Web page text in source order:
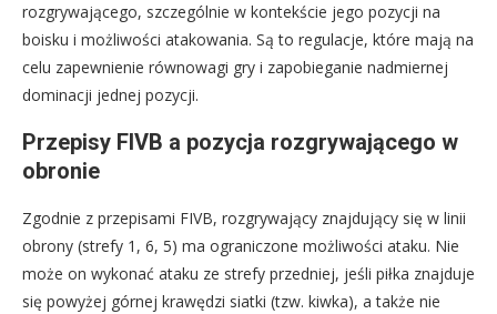
rozgrywającego, szczególnie w kontekście jego pozycji na
boisku i możliwości atakowania. Są to regulacje, które mają na
celu zapewnienie równowagi gry i zapobieganie nadmiernej
dominacji jednej pozycji.
Przepisy FIVB a pozycja rozgrywającego w
obronie
Zgodnie z przepisami FIVB, rozgrywający znajdujący się w linii
obrony (strefy 1, 6, 5) ma ograniczone możliwości ataku. Nie
może on wykonać ataku ze strefy przedniej, jeśli piłka znajduje
się powyżej górnej krawędzi siatki (tzw. kiwka), a także nie